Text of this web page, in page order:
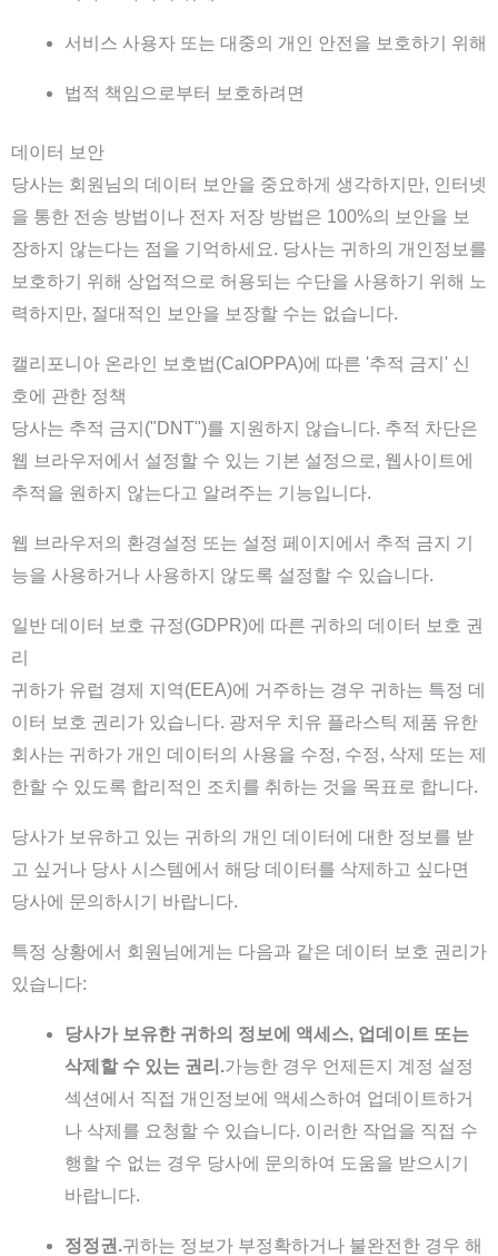
서비스 사용자 또는 대중의 개인 안전을 보호하기 위해
법적 책임으로부터 보호하려면
데이터 보안
당사는 회원님의 데이터 보안을 중요하게 생각하지만, 인터넷
을 통한 전송 방법이나 전자 저장 방법은 100%의 보안을 보
장하지 않는다는 점을 기억하세요. 당사는 귀하의 개인정보를
보호하기 위해 상업적으로 허용되는 수단을 사용하기 위해 노
력하지만, 절대적인 보안을 보장할 수는 없습니다.
캘리포니아 온라인 보호법(CalOPPA)에 따른 '추적 금지' 신
호에 관한 정책
당사는 추적 금지("DNT")를 지원하지 않습니다. 추적 차단은
웹 브라우저에서 설정할 수 있는 기본 설정으로, 웹사이트에
추적을 원하지 않는다고 알려주는 기능입니다.
웹 브라우저의 환경설정 또는 설정 페이지에서 추적 금지 기
능을 사용하거나 사용하지 않도록 설정할 수 있습니다.
일반 데이터 보호 규정(GDPR)에 따른 귀하의 데이터 보호 권
리
귀하가 유럽 경제 지역(EEA)에 거주하는 경우 귀하는 특정 데
이터 보호 권리가 있습니다. 광저우 치유 플라스틱 제품 유한
회사는 귀하가 개인 데이터의 사용을 수정, 수정, 삭제 또는 제
한할 수 있도록 합리적인 조치를 취하는 것을 목표로 합니다.
당사가 보유하고 있는 귀하의 개인 데이터에 대한 정보를 받
고 싶거나 당사 시스템에서 해당 데이터를 삭제하고 싶다면
당사에 문의하시기 바랍니다.
특정 상황에서 회원님에게는 다음과 같은 데이터 보호 권리가
있습니다:
당사가 보유한 귀하의 정보에 액세스, 업데이트 또는
삭제할 수 있는 권리.가능한 경우 언제든지 계정 설정
섹션에서 직접 개인정보에 액세스하여 업데이트하거
나 삭제를 요청할 수 있습니다. 이러한 작업을 직접 수
행할 수 없는 경우 당사에 문의하여 도움을 받으시기
바랍니다.
정정권.귀하는 정보가 부정확하거나 불완전한 경우 해